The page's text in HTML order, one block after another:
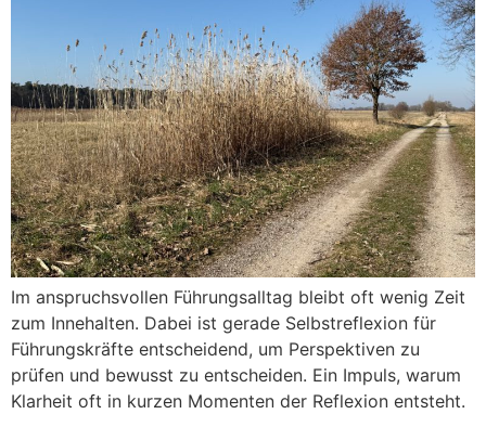
Im anspruchsvollen Führungsalltag bleibt oft wenig Zeit
zum Innehalten. Dabei ist gerade Selbstreflexion für
Führungskräfte entscheidend, um Perspektiven zu
prüfen und bewusst zu entscheiden. Ein Impuls, warum
Klarheit oft in kurzen Momenten der Reflexion entsteht.